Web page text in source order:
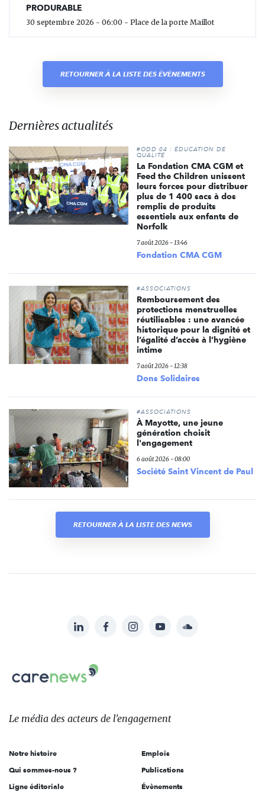
PRODURABLE
30 septembre 2026 - 06:00 - Place de la porte Maillot
RETOURNER À LA LISTE DES ÉVÈNEMENTS
Dernières actualités
#ODD 04 : ÉDUCATION DE
QUALITÉ
La Fondation CMA CGM et
Feed the Children unissent
leurs forces pour distribuer
plus de 1 400 sacs à dos
remplis de produits
essentiels aux enfants de
Norfolk
7 août 2026 - 13:46
Fondation CMA CGM
#ASSOCIATIONS
Remboursement des
protections menstruelles
réutilisables : une avancée
historique pour la dignité et
l’égalité d’accès à l’hygiène
intime
7 août 2026 - 12:38
Dons Solidaires
#ASSOCIATIONS
À Mayotte, une jeune
génération choisit
l'engagement
6 août 2026 - 08:00
Société Saint Vincent de Paul
RETOURNER À LA LISTE DES NEWS
sur:
LinkedInFacebookInstagramYouTubeSoundcloud
Carenews,
Le
des
l'engagement
Le média des acteurs de l'engagement
Notre histoire
Qui sommes-nous ?
Ligne éditoriale
Emplois
Publications
Évènements